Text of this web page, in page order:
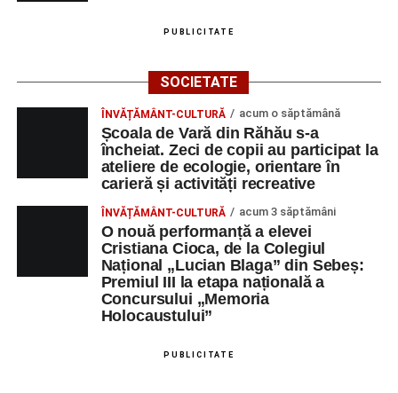
PUBLICITATE
SOCIETATE
ÎNVĂȚĂMÂNT-CULTURĂ acum o săptămână
Școala de Vară din Răhău s-a
încheiat. Zeci de copii au participat la
ateliere de ecologie, orientare în
carieră și activități recreative
ÎNVĂȚĂMÂNT-CULTURĂ acum 3 săptămâni
O nouă performanță a elevei
Cristiana Cioca, de la Colegiul
Național „Lucian Blaga” din Sebeș:
Premiul III la etapa națională a
Concursului „Memoria
Holocaustului”
PUBLICITATE